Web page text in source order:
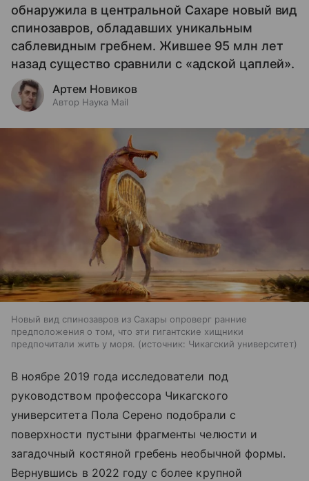
обнаружила в центральной Сахаре новый вид
спинозавров, обладавших уникальным
саблевидным гребнем. Жившее 95 млн лет
назад существо сравнили с «адской цаплей».
Артем Новиков
Автор Наука Mail
Новый вид спинозавров из Сахары опроверг ранние
предположения о том, что эти гигантские хищники
предпочитали жить у моря.
источник: Чикагский университет
В ноябре 2019 года исследователи под
руководством профессора Чикагского
университета Пола Серено подобрали с
поверхности пустыни фрагменты челюсти и
загадочный костяной гребень необычной формы.
Вернувшись в 2022 году с более крупной